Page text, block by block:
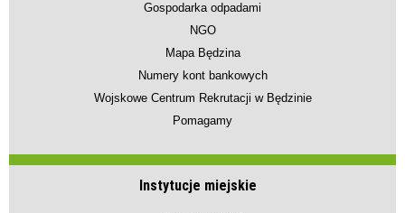
Gospodarka odpadami
NGO
Mapa Będzina
Numery kont bankowych
Wojskowe Centrum Rekrutacji w Będzinie
Pomagamy
Instytucje miejskie